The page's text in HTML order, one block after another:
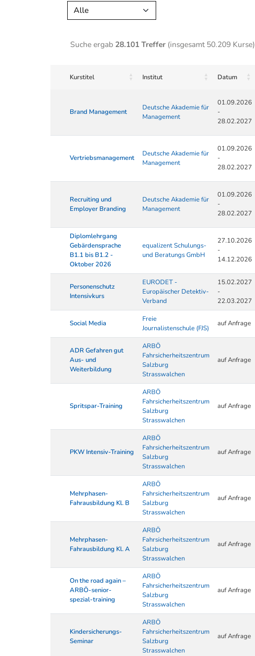
Alle
Suche ergab 28.101 Treffer (insgesamt 50.209 Kurse)
Kurstitel Institut Datum
Brand Management
Deutsche Akademie für
Management
01.09.2026
-
28.02.2027
Vertriebsmanagement
Deutsche Akademie für
Management
01.09.2026
-
28.02.2027
Recruiting und
Employer Branding
Deutsche Akademie für
Management
01.09.2026
-
28.02.2027
Diplomlehrgang
Gebärdensprache
B1.1 bis B1.2 -
Oktober 2026
equalizent Schulungs-
und Beratungs GmbH
27.10.2026
-
14.12.2026
Personenschutz
Intensivkurs
EURODET -
Europäischer Detektiv-
Verband
15.02.2027
-
22.03.2027
Social Media
Freie
Journalistenschule (FJS)
auf Anfrage
ADR Gefahren gut
Aus- und
Weiterbildung
ARBÖ
Fahrsicherheitszentrum
Salzburg
Strasswalchen
auf Anfrage
Spritspar-Training
ARBÖ
Fahrsicherheitszentrum
Salzburg
Strasswalchen
auf Anfrage
PKW Intensiv-Training
ARBÖ
Fahrsicherheitszentrum
Salzburg
Strasswalchen
auf Anfrage
Mehrphasen-
Fahrausbildung Kl. B
ARBÖ
Fahrsicherheitszentrum
Salzburg
Strasswalchen
auf Anfrage
Mehrphasen-
Fahrausbildung Kl. A
ARBÖ
Fahrsicherheitszentrum
Salzburg
Strasswalchen
auf Anfrage
On the road again –
ARBÖ-senior-
spezial-training
ARBÖ
Fahrsicherheitszentrum
Salzburg
Strasswalchen
auf Anfrage
Kindersicherungs-
Seminar
ARBÖ
Fahrsicherheitszentrum
Salzburg
Strasswalchen
auf Anfrage